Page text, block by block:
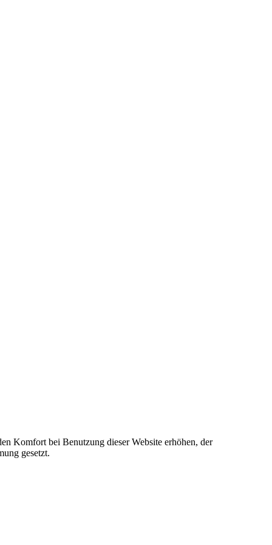
Komfort bei Benutzung dieser Website erhöhen, der
gesetzt.